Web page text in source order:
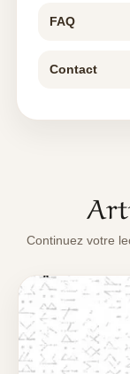
FAQ
Contact
Continuez votre